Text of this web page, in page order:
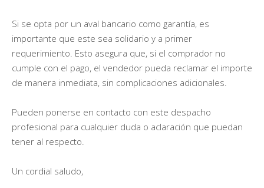
Si se opta por un aval bancario como garantía, es
importante que este sea solidario y a primer
requerimiento. Esto asegura que, si el comprador no
cumple con el pago, el vendedor pueda reclamar el importe
de manera inmediata, sin complicaciones adicionales.
Pueden ponerse en contacto con este despacho
profesional para cualquier duda o aclaración que puedan
tener al respecto.
Un cordial saludo,